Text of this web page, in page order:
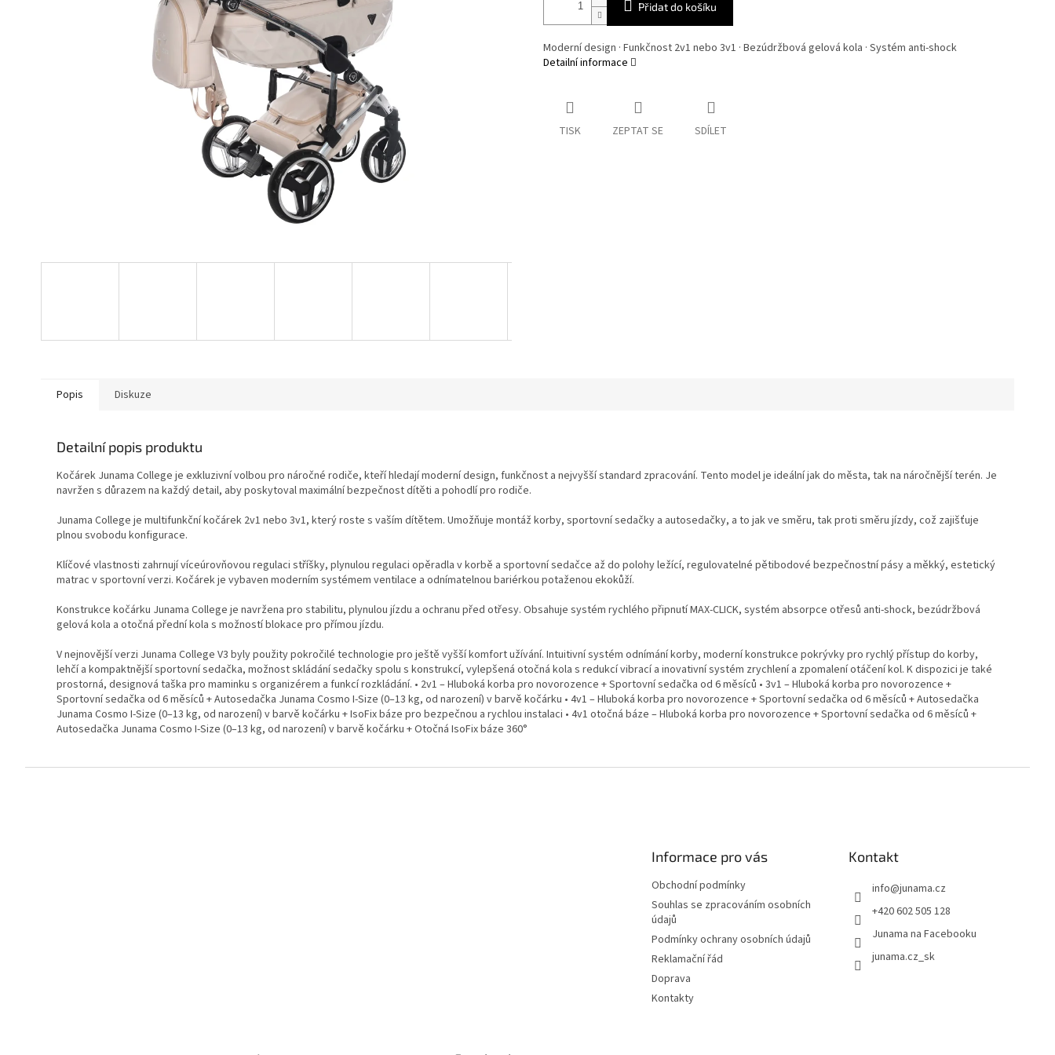
Přidat do košíku
Moderní design · Funkčnost 2v1 nebo 3v1 · Bezúdržbová gelová kola · Systém anti-shock
Detailní informace
TISK ZEPTAT SE SDÍLET
Popis Diskuze
Detailní popis produktu
Kočárek Junama College je exkluzivní volbou pro náročné rodiče, kteří hledají moderní design, funkčnost a nejvyšší standard zpracování. Tento model je ideální jak do města, tak na náročnější terén. Je
navržen s důrazem na každý detail, aby poskytoval maximální bezpečnost dítěti a pohodlí pro rodiče.
Junama College je multifunkční kočárek 2v1 nebo 3v1, který roste s vaším dítětem. Umožňuje montáž korby, sportovní sedačky a autosedačky, a to jak ve směru, tak proti směru jízdy, což zajišťuje
plnou svobodu konfigurace.
Klíčové vlastnosti zahrnují víceúrovňovou regulaci stříšky, plynulou regulaci opěradla v korbě a sportovní sedačce až do polohy ležící, regulovatelné pětibodové bezpečnostní pásy a měkký, estetický
matrac v sportovní verzi. Kočárek je vybaven moderním systémem ventilace a odnímatelnou bariérkou potaženou ekokůží.
Konstrukce kočárku Junama College je navržena pro stabilitu, plynulou jízdu a ochranu před otřesy. Obsahuje systém rychlého připnutí MAX-CLICK, systém absorpce otřesů anti-shock, bezúdržbová
gelová kola a otočná přední kola s možností blokace pro přímou jízdu.
V nejnovější verzi Junama College V3 byly použity pokročilé technologie pro ještě vyšší komfort užívání. Intuitivní systém odnímání korby, moderní konstrukce pokrývky pro rychlý přístup do korby,
lehčí a kompaktnější sportovní sedačka, možnost skládání sedačky spolu s konstrukcí, vylepšená otočná kola s redukcí vibrací a inovativní systém zrychlení a zpomalení otáčení kol. K dispozici je také
prostorná, designová taška pro maminku s organizérem a funkcí rozkládání. • 2v1 – Hluboká korba pro novorozence + Sportovní sedačka od 6 měsíců • 3v1 – Hluboká korba pro novorozence +
Sportovní sedačka od 6 měsíců + Autosedačka Junama Cosmo I-Size (0–13 kg, od narození) v barvě kočárku • 4v1 – Hluboká korba pro novorozence + Sportovní sedačka od 6 měsíců + Autosedačka
Junama Cosmo I-Size (0–13 kg, od narození) v barvě kočárku + IsoFix báze pro bezpečnou a rychlou instalaci • 4v1 otočná báze – Hluboká korba pro novorozence + Sportovní sedačka od 6 měsíců +
Autosedačka Junama Cosmo I-Size (0–13 kg, od narození) v barvě kočárku + Otočná IsoFix báze 360°
Informace pro vás
Obchodní podmínky
Souhlas se zpracováním osobních
údajů
Podmínky ochrany osobních údajů
Reklamační řád
Doprava
Kontakty
Kontakt
info@junama.cz
+420 602 505 128
Junama na Facebooku
junama.cz_sk